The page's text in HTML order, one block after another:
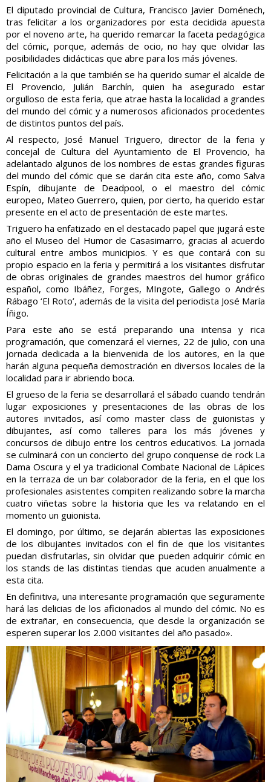
El diputado provincial de Cultura, Francisco Javier Doménech,
tras felicitar a los organizadores por esta decidida apuesta
por el noveno arte, ha querido remarcar la faceta pedagógica
del cómic, porque, además de ocio, no hay que olvidar las
posibilidades didácticas que abre para los más jóvenes.
Felicitación a la que también se ha querido sumar el alcalde de
El Provencio, Julián Barchín, quien ha asegurado estar
orgulloso de esta feria, que atrae hasta la localidad a grandes
del mundo del cómic y a numerosos aficionados procedentes
de distintos puntos del país.
Al respecto, José Manuel Triguero, director de la feria y
concejal de Cultura del Ayuntamiento de El Provencio, ha
adelantado algunos de los nombres de estas grandes figuras
del mundo del cómic que se darán cita este año, como Salva
Espín, dibujante de Deadpool, o el maestro del cómic
europeo, Mateo Guerrero, quien, por cierto, ha querido estar
presente en el acto de presentación de este martes.
Triguero ha enfatizado en el destacado papel que jugará este
año el Museo del Humor de Casasimarro, gracias al acuerdo
cultural entre ambos municipios. Y es que contará con su
propio espacio en la feria y permitirá a los visitantes disfrutar
de obras originales de grandes maestros del humor gráfico
español, como Ibáñez, Forges, MIngote, Gallego o Andrés
Rábago ‘El Roto’, además de la visita del periodista José María
Íñigo.
Para este año se está preparando una intensa y rica
programación, que comenzará el viernes, 22 de julio, con una
jornada dedicada a la bienvenida de los autores, en la que
harán alguna pequeña demostración en diversos locales de la
localidad para ir abriendo boca.
El grueso de la feria se desarrollará el sábado cuando tendrán
lugar exposiciones y presentaciones de las obras de los
autores invitados, así como master class de guionistas y
dibujantes, así como talleres para los más jóvenes y
concursos de dibujo entre los centros educativos. La jornada
se culminará con un concierto del grupo conquense de rock La
Dama Oscura y el ya tradicional Combate Nacional de Lápices
en la terraza de un bar colaborador de la feria, en el que los
profesionales asistentes compiten realizando sobre la marcha
cuatro viñetas sobre la historia que les va relatando en el
momento un guionista.
El domingo, por último, se dejarán abiertas las exposiciones
de los dibujantes invitados con el fin de que los visitantes
puedan disfrutarlas, sin olvidar que pueden adquirir cómic en
los stands de las distintas tiendas que acuden anualmente a
esta cita.
En definitiva, una interesante programación que seguramente
hará las delicias de los aficionados al mundo del cómic. No es
de extrañar, en consecuencia, que desde la organización se
esperen superar los 2.000 visitantes del año pasado».